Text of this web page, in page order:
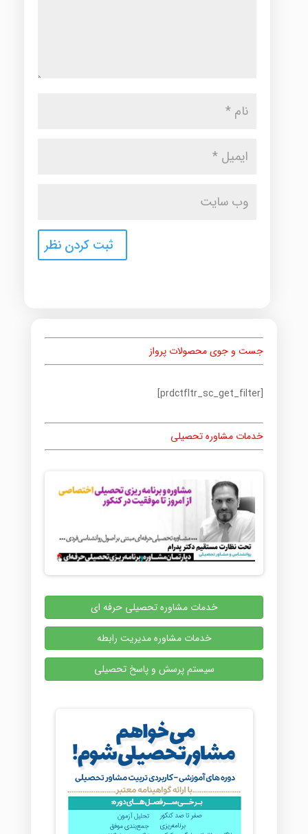
جست و جوی محصولات پرواز
[prdctfltr_sc_get_filter]
خدمات مشاوره تحصیلی
خدمات مشاوره تحصیلی حرفه ای
خدمات مشاوره مدیریت رابطه
سیستم پرسش و پاسخ تحصیلی